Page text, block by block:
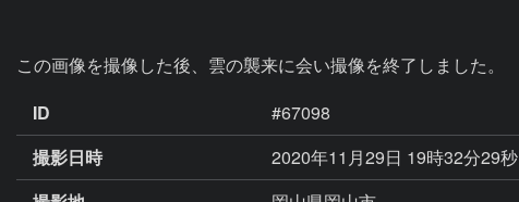
この画像を撮像した後、雲の襲来に会い撮像を終了しました。
ID
#67098
撮影日時
2020年11月29日 19時32分29秒